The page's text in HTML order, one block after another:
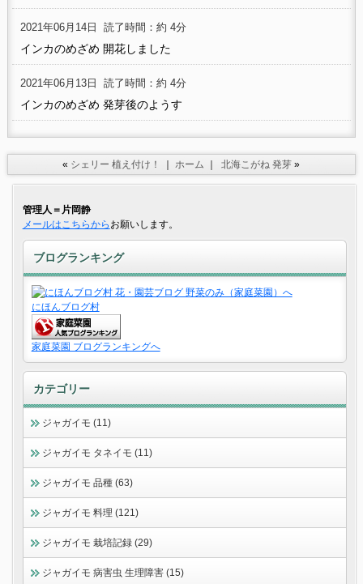
2021年06月14日 読了時間：約 4分
インカのめざめ 開花しました
2021年06月13日 読了時間：約 4分
インカのめざめ 発芽後のようす
« シェリー 植え付け！ ｜ ホーム ｜北海こがね 発芽 »
管理人＝片岡静
メールはこちらから お願いします。
ブログランキング
にほんブログ村
家庭菜園 ブログランキングへ
カテゴリー
ジャガイモ (11)
ジャガイモ タネイモ (11)
ジャガイモ 品種 (63)
ジャガイモ 料理 (121)
ジャガイモ 栽培記録 (29)
ジャガイモ 病害虫 生理障害 (15)